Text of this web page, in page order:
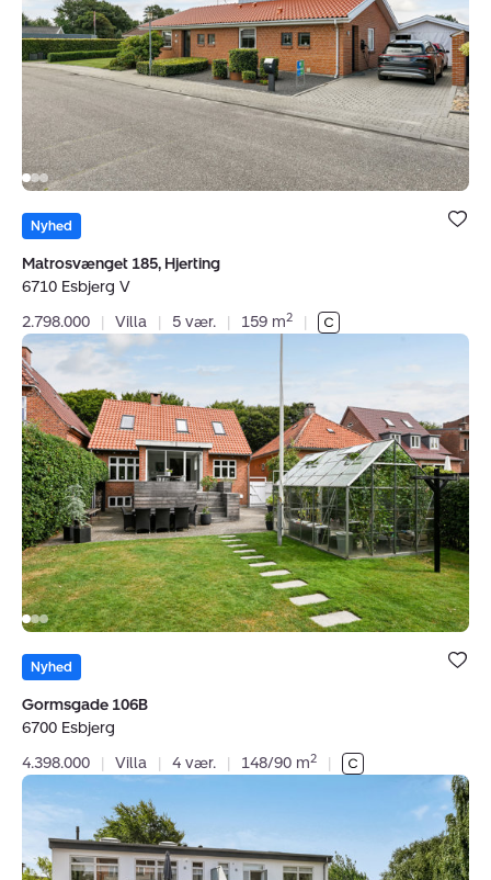
6710
Esbjerg
V
Bolig er
under dine
Nyhed
Matrosvænget 185, Hjerting
6710 Esbjerg V
2.798.000
| Villa | 5 vær. | 159 m2 |
Villa:
Gormsgade
106B,
6700
Esbjerg
Bolig er
under dine
Nyhed
Gormsgade 106B
6700 Esbjerg
4.398.000
| Villa | 4 vær. | 148/90 m2 |
Ejerlejlighed:
Rolfsgade
100A,
6700